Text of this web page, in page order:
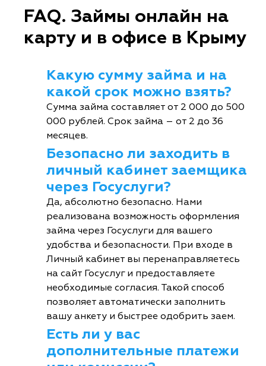
FAQ. Займы онлайн на
карту и в офисе в Крыму
Какую сумму займа и на
какой срок можно взять?
Сумма займа составляет от 2 000 до 500
000 рублей. Срок займа – от 2 до 36
месяцев.
Безопасно ли заходить в
личный кабинет заемщика
через Госуслуги?
Да, абсолютно безопасно. Нами
реализована возможность оформления
займа через Госуслуги для вашего
удобства и безопасности. При входе в
Личный кабинет вы перенаправляетесь
на сайт Госуслуг и предоставляете
необходимые согласия. Такой способ
позволяет автоматически заполнить
вашу анкету и быстрее одобрить заем.
Есть ли у вас
дополнительные платежи